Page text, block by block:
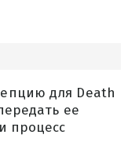
для Death
ее
процесс